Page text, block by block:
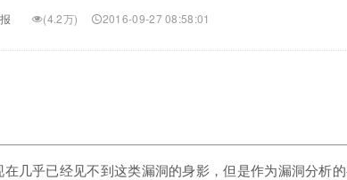
(4.2万) 2016-09-27 08:58:01
几乎已经见不到这类漏洞的身影，但是作为漏洞分析